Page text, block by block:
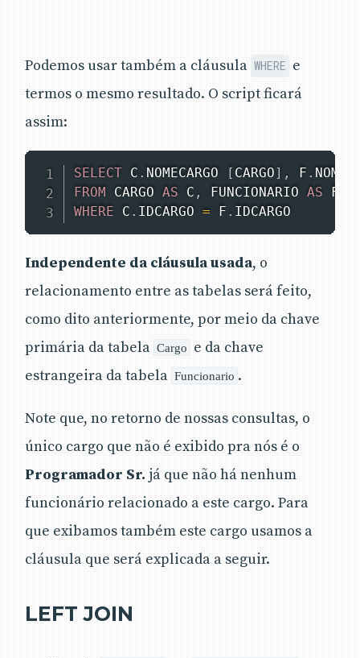
Podemos usar também a cláusula WHERE e
termos o mesmo resultado. O script ficará
assim:
SELECT C . NOMECARGO [ CARGO] , F .
FROM CARGO AS C , FUNCIONARIO AS
WHERE C . IDCARGO = F . IDCARGO
Independente da cláusula usada, o
relacionamento entre as tabelas será feito,
como dito anteriormente, por meio da chave
primária da tabela Cargo e da chave
estrangeira da tabela Funcionario .
Note que, no retorno de nossas consultas, o
único cargo que não é exibido pra nós é o
Programador Sr. já que não há nenhum
funcionário relacionado a este cargo. Para
que exibamos também este cargo usamos a
cláusula que será explicada a seguir.
LEFT JOIN